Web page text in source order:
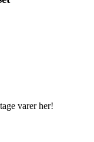
varer her!